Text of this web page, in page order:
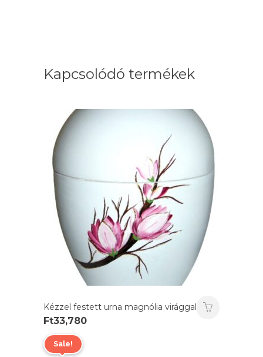
Kapcsolódó termékek
Kézzel festett urna magnólia virággal
Ft33,780
Sale!